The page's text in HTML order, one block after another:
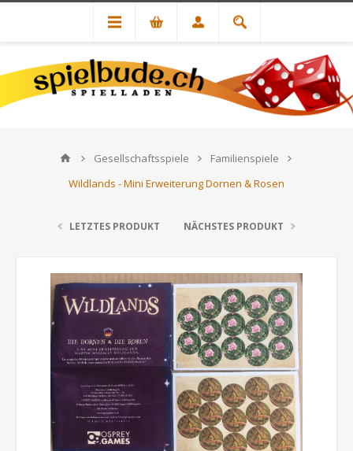
Gesellschaftsspiele
Familienspiele
Wildlands - Mini Erweiterung Dornen & Rosen
LETZTES PRODUKT NÄCHSTES PRODUKT